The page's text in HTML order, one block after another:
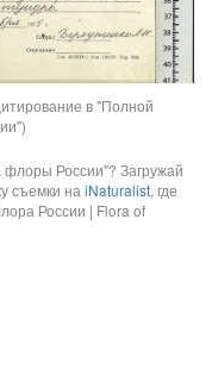
в "Полной
флоры России"? Загружай
съемки на iNaturalist, где
России | Flora of